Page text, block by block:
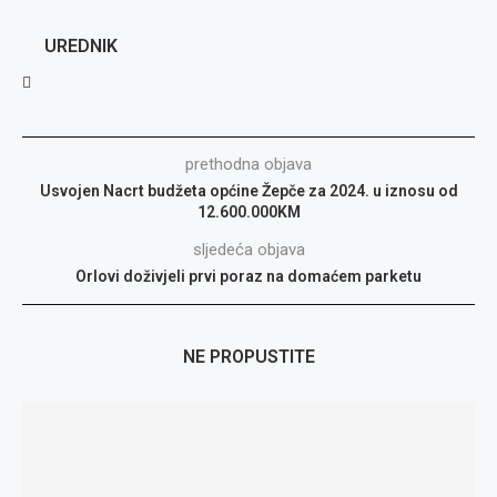
UREDNIK
prethodna objava
Usvojen Nacrt budžeta općine Žepče za 2024. u iznosu od
12.600.000KM
sljedeća objava
Orlovi doživjeli prvi poraz na domaćem parketu
NE PROPUSTITE